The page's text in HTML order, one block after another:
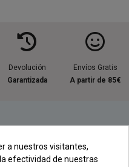
Devolución
Garantizada
Envíos Gratis
A partir de 85€
a nuestros visitantes,
efectividad de nuestras